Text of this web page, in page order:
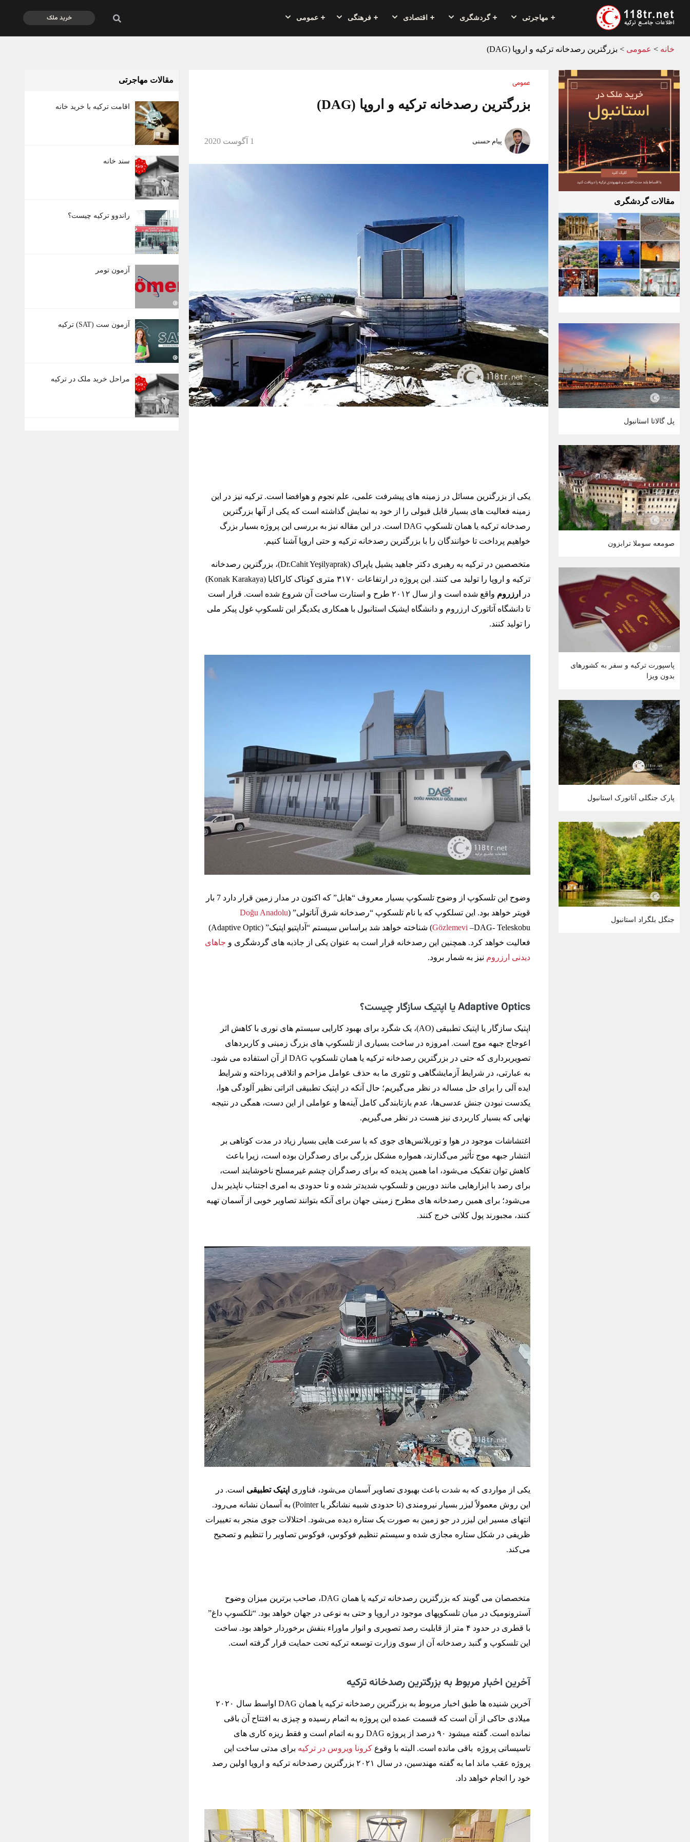
مهاجرتی گردشگری اقتصادی فرهنگی عمومی خرید ملک
خانه > عمومی > بزرگترین رصدخانه ترکیه و اروپا (DAG)
مقالات گردشگری
پل گالاتا استانبول
صومعه سوملا ترابزون
پاسپورت ترکیه و سفر به کشورهای
بدون ویزا
پارک جنگلی آتاتورک استانبول
جنگل بلگراد استانبول
عمومی
بزرگترین رصدخانه ترکیه و اروپا (DAG)
پیام حسنی 1 آگوست 2020
یکی از بزرگترین مسائل در زمینه های پیشرفت علمی، علم نجوم و هوافضا است. ترکیه نیز در این
زمینه فعالیت های بسیار قابل قبولی را از خود به نمایش گذاشته است که یکی از آنها بزرگترین
رصدخانه ترکیه یا همان تلسکوپ DAG است. در این مقاله نیز به بررسی این پروژه بسیار بزرگ
خواهیم پرداخت تا خوانندگان را با بزرگترین رصدخانه ترکیه و حتی اروپا آشنا کنیم.
متخصصین در ترکیه به رهبری دکتر جاهید یشیل یاپراک (Dr.Cahit Yeşilyaprak)، بزرگترین رصدخانه
ترکیه و اروپا را تولید می کنند. این پروژه در ارتفاعات ۳۱۷۰ متری کوناک کاراکایا (Konak Karakaya)
در
ارزروم
واقع شده است و از سال ۲۰۱۲ طرح و استارت ساخت آن شروع شده است. قرار است
تا دانشگاه آتاتورک ارزروم و دانشگاه ایشیک استانبول با همکاری یکدیگر این تلسکوپ غول پیکر ملی
را تولید کنند.
وضوح این تلسکوپ از وضوح تلسکوپ بسیار معروف “هابل” که اکنون در مدار زمین قرار دارد 7 بار
قویتر خواهد بود. این تسلکوپ که با نام تلسکوپ “رصدخانه شرق آناتولی” (Doğu Anadolu
Gözlemevi
–DAG- Teleskobu) شناخته خواهد شد براساس سیستم “آداپتیو اپتیک” (Adaptive Optic)
فعالیت خواهد کرد. همچنین این رصدخانه قرار است به عنوان یکی از جاذبه های گردشگری و جاهای
دیدنی ارزروم نیز به شمار برود.
Adaptive Optics یا اپتیک سازگار چیست؟
اپتیک سازگار یا اپتیک تطبیقی (AO)، یک شگرد برای بهبود کارایی سیستم ‌های نوری با کاهش اثر
اعوجاج جبهه موج است. امروزه در ساخت بسیاری از تلسکوپ های بزرگ زمینی و کاربردهای
تصویربرداری که حتی در بزرگترین رصدخانه ترکیه یا همان تلسکوپ DAG از آن استفاده می شود.
به عبارتی، در شرایط آزمایشگاهی و تئوری ما به حذف عوامل مزاحم و اتلافی پرداخته و شرایط
ایده ‌آلی را برای حل مساله در نظر می‌گیریم؛ حال آنکه در اپتیک تطبیقی اثراتی نظیر آلودگی هوا،
یکدست نبودن جنش عدسی‌ها، عدم بازتابندگی کامل آینه‌ها و عواملی از این دست، همگی در نتیجه
نهایی که بسیار کاربردی نیز هست در نظر می‌گیریم.
اغتشاشات موجود در هوا و توربلانس‌های جوی که با سرعت هایی بسیار زیاد در مدت کوتاهی بر
انتشار جبهه موج تأثیر می‌گذارند، همواره مشکل بزرگی برای رصدگران بوده است، زیرا باعث
کاهش توان تفکیک می‌شود، اما همین پدیده که برای رصدگران چشم غیرمسلح ناخوشایند است،
برای رصد با ابزارهایی مانند دوربین و تلسکوپ شدیدتر شده و تا حدودی به امری اجتناب ناپذیر بدل
می‌شود؛ برای همین رصدخانه ‌های مطرح زمینی جهان برای آنکه بتوانند تصاویر خوبی از آسمان تهیه
کنند، مجبورند پول کلانی خرج کنند.
یکی از مواردی که به شدت باعث بهبودی تصاویر آسمان می‌شود، فناوری اپتیک تطبیقی است. در
این روش معمولاً لیزر بسیار نیرومندی (تا حدودی شبیه نشانگر یا Pointer) به آسمان نشانه می‌رود.
انتهای مسیر این لیزر در جو زمین به صورت یک ستاره دیده می‌شود. اختلالات جوی منجر به تغییرات
ظریفی در شکل ستاره مجازی شده و سیستم تنظیم فوکوس، فوکوس تصاویر را تنظیم و تصحیح
می‌کند.
متخصصان می گویند که بزرگترین رصدخانه ترکیه یا همان DAG، صاحب برترین میزان وضوح
آسترونومیک در میان تلسکوپهای موجود در اروپا و حتی به نوعی در جهان خواهد بود. “تلکسوپ داغ”
با قطری در حدود ۴ متر از قابلیت رصد تصویری و انوار ماوراء بنفش برخوردار خواهد بود. ساخت
این تلسکوپ و گنبد رصدخانه آن از سوی وزارت توسعه ترکیه تحت حمایت قرار گرفته است.
آخرین اخبار مربوط به بزرگترین رصدخانه ترکیه
آخرین شنیده ها طبق اخبار مربوط به بزرگترین رصدخانه ترکیه یا همان DAG اواسط سال ۲۰۲۰
میلادی حاکی از آن است که قسمت عمده این پروژه به اتمام رسیده و چیزی به افتتاح آن باقی
نمانده است. گفته میشود ۹۰ درصد از پروژه DAG رو به اتمام است و فقط ریزه کاری های
تاسیساتی پروژه باقی مانده است. البته با وقوع کرونا ویروس در ترکیه برای مدتی ساخت این
پروژه عقب ماند اما به گفته مهندسین، در سال ۲۰۲۱ بزرگترین رصدخانه ترکیه و اروپا اولین رصد
خود را انجام خواهد داد.
مقالات مهاجرتی
اقامت ترکیه با خرید خانه
سند خانه
راندوو ترکیه چیست؟
آزمون تومر
آزمون ست (SAT) ترکیه
مراحل خرید ملک در ترکیه